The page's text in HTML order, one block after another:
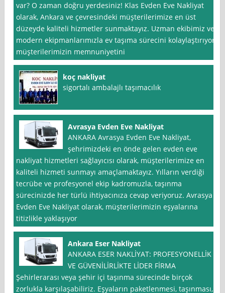
var? O zaman doğru yerdesiniz! Klas Evden Eve Nakliyat
olarak, Ankara ve çevresindeki müşterilerimize en üst
düzeyde kaliteli hizmetler sunmaktayız. Uzman ekibimiz ve
modern ekipmanlarımızla ev taşıma sürecini kolaylaştırıyor,
müşterilerimizin memnuniyetini
koç nakliyat
sigortalı ambalajlı taşımacılık
Avrasya Evden Eve Nakliyat
ANKARA Avrasya Evden Eve Nakliyat,
şehrimizdeki en önde gelen evden eve
nakliyat hizmetleri sağlayıcısı olarak, müşterilerimize en
kaliteli hizmeti sunmayı amaçlamaktayız. Yılların verdiği
tecrübe ve profesyonel ekip kadromuzla, taşınma
sürecinizde her türlü ihtiyacınıza cevap veriyoruz. Avrasya
Evden Eve Nakliyat olarak, müşterilerimizin eşyalarına
titizlikle yaklaşıyor
Ankara Eser Nakliyat
ANKARA ESER NAKLİYAT: PROFESYONELLİK
VE GÜVENİLİRLİKTE LİDER FİRMA
Şehirlerarası veya şehir içi taşınma sürecinde birçok
zorlukla karşılaşabiliriz. Eşyaların paketlenmesi, taşınması,